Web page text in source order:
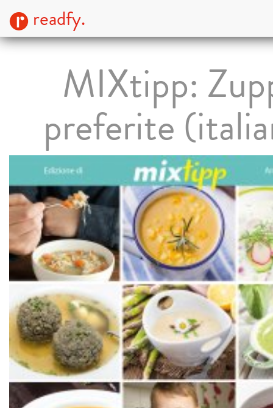
readfy.
MIXtipp:
preferite